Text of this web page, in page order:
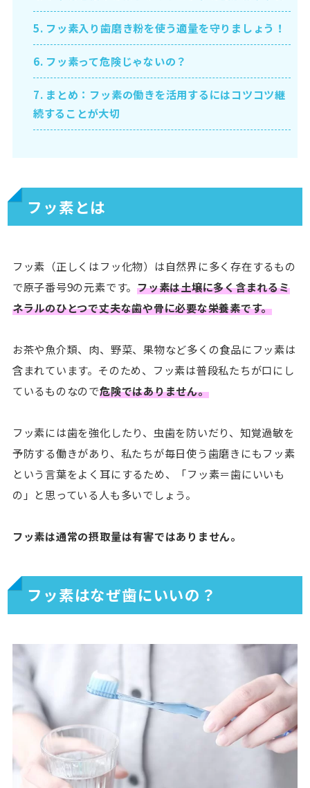
5. フッ素入り歯磨き粉を使う適量を守りましょう！
6. フッ素って危険じゃないの？
7. まとめ：フッ素の働きを活用するにはコツコツ継
続することが大切
フッ素とは
フッ素（正しくはフッ化物）は自然界に多く存在するもの
で原子番号9の元素です。フッ素は土壌に多く含まれるミ
ネラルのひとつで丈夫な歯や骨に必要な栄養素です。
お茶や魚介類、肉、野菜、果物など多くの食品にフッ素は
含まれています。そのため、フッ素は普段私たちが口にし
ているものなので危険ではありません。
フッ素には歯を強化したり、虫歯を防いだり、知覚過敏を
予防する働きがあり、私たちが毎日使う歯磨きにもフッ素
という言葉をよく耳にするため、「フッ素＝歯にいいも
の」と思っている人も多いでしょう。
フッ素は通常の摂取量は有害ではありません。
フッ素はなぜ歯にいいの？